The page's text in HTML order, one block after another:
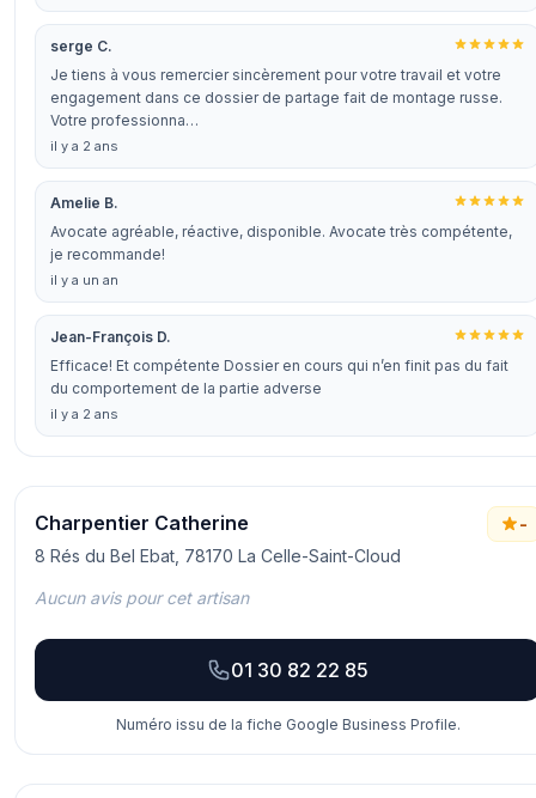
serge C.
Je tiens à vous remercier sincèrement pour votre travail et votre
engagement dans ce dossier de partage fait de montage russe.
Votre professionna…
il y a 2 ans
Amelie B.
Avocate agréable, réactive, disponible. Avocate très compétente,
je recommande!
il y a un an
Jean-François D.
Efficace! Et compétente Dossier en cours qui n’en finit pas du fait
du comportement de la partie adverse
il y a 2 ans
Charpentier Catherine
8 Rés du Bel Ebat, 78170 La Celle-Saint-Cloud
-
Aucun avis pour cet artisan
01 30 82 22 85
Numéro issu de la fiche Google Business Profile.